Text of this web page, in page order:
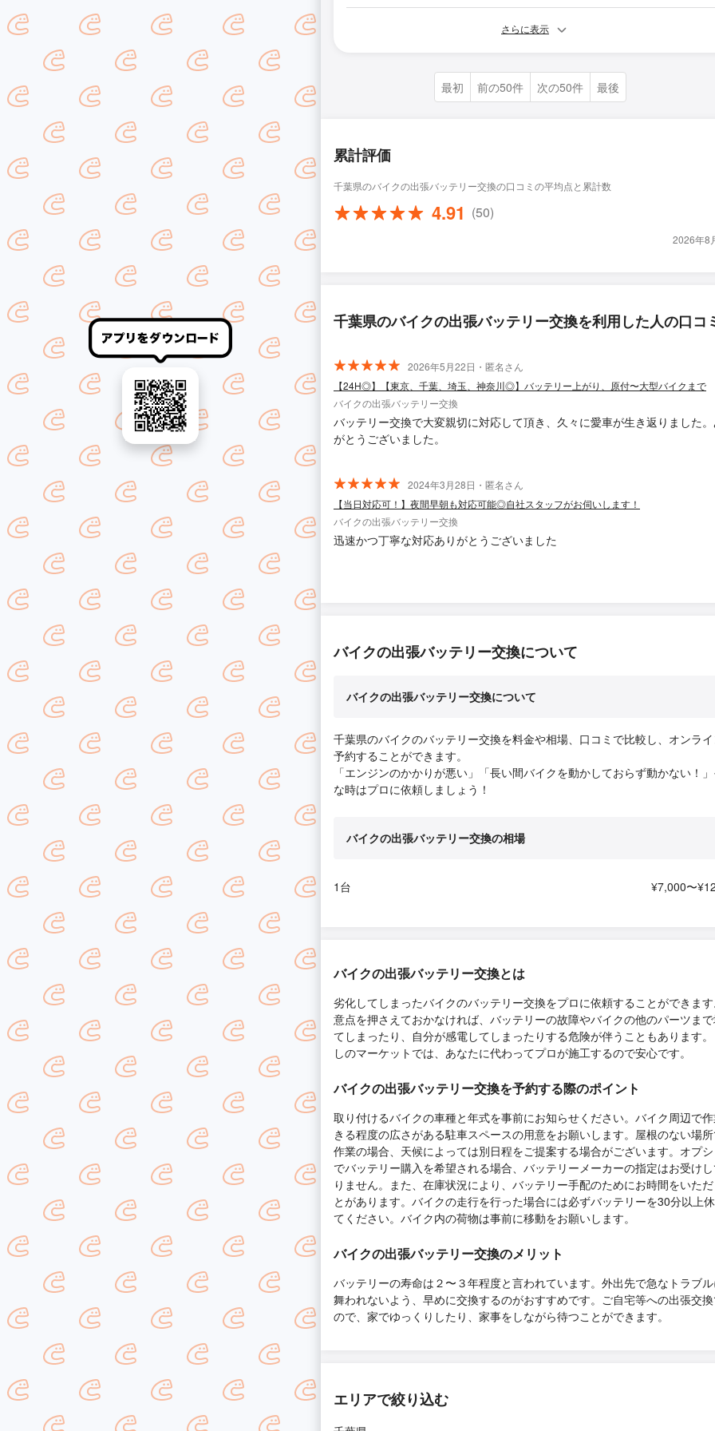
さらに表示
最初 前の50件 次の50件 最後
累計評価
千葉県のバイクの出張バッテリー交換の口コミの平均点と累計数
4.91 (50)
2026年8
千葉県のバイクの出張バッテリー交換を利用した人の口コ
2026年5月22日・匿名さん
【24H◎】【東京、千葉、埼玉、神奈川◎】バッテリー上がり、原付〜大型バイクまで
バイクの出張バッテリー交換
バッテリー交換で大変親切に対応して頂き、久々に愛車が生き返りました
がとうございました。
2024年3月28日・匿名さん
【当日対応可！】夜間早朝も対応可能◎自社スタッフがお伺いします！
バイクの出張バッテリー交換
迅速かつ丁寧な対応ありがとうございました
バイクの出張バッテリー交換について
バイクの出張バッテリー交換について
千葉県のバイクのバッテリー交換を料金や相場、口コミで比較し、オンラ
予約することができます。
「エンジンのかかりが悪い」「長い間バイクを動かしておらず動かない！
な時はプロに依頼しましょう！
バイクの出張バッテリー交換の相場
1台 ¥7,000〜
バイクの出張バッテリー交換とは
劣化してしまったバイクのバッテリー交換をプロに依頼することができま
意点を押さえておかなければ、バッテリーの故障やバイクの他のパーツま
てしまったり、自分が感電してしまったりする危険が伴うこともあります
しのマーケットでは、あなたに代わってプロが施工するので安心です。
バイクの出張バッテリー交換を予約する際のポイント
取り付けるバイクの車種と年式を事前にお知らせください。バイク周辺で
きる程度の広さがある駐車スペースの用意をお願いします。屋根のない場
作業の場合、天候によっては別日程をご提案する場合がございます。オプ
でバッテリー購入を希望される場合、バッテリーメーカーの指定はお受け
りません。また、在庫状況により、バッテリー手配のためにお時間をいた
とがあります。バイクの走行を行った場合には必ずバッテリーを30分以上
てください。バイク内の荷物は事前に移動をお願いします。
バイクの出張バッテリー交換のメリット
バッテリーの寿命は２〜３年程度と言われています。外出先で急なトラブ
舞われないよう、早めに交換するのがおすすめです。ご自宅等への出張交
ので、家でゆっくりしたり、家事をしながら待つことができます。
エリアで絞り込む